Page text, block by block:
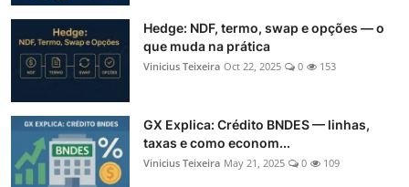
Hedge: NDF, termo, swap e opções — o
que muda na prática
Vinicius Teixeira Oct 22, 2025 0 153
GX Explica: Crédito BNDES — linhas,
taxas e como econom...
Vinicius Teixeira May 21, 2025 0 109